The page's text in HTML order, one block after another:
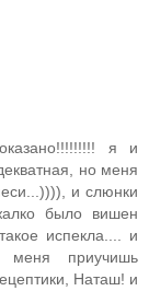
я и
но меня
и слюнки
было вишен
испекла.... и
приучишь
Наташ! и